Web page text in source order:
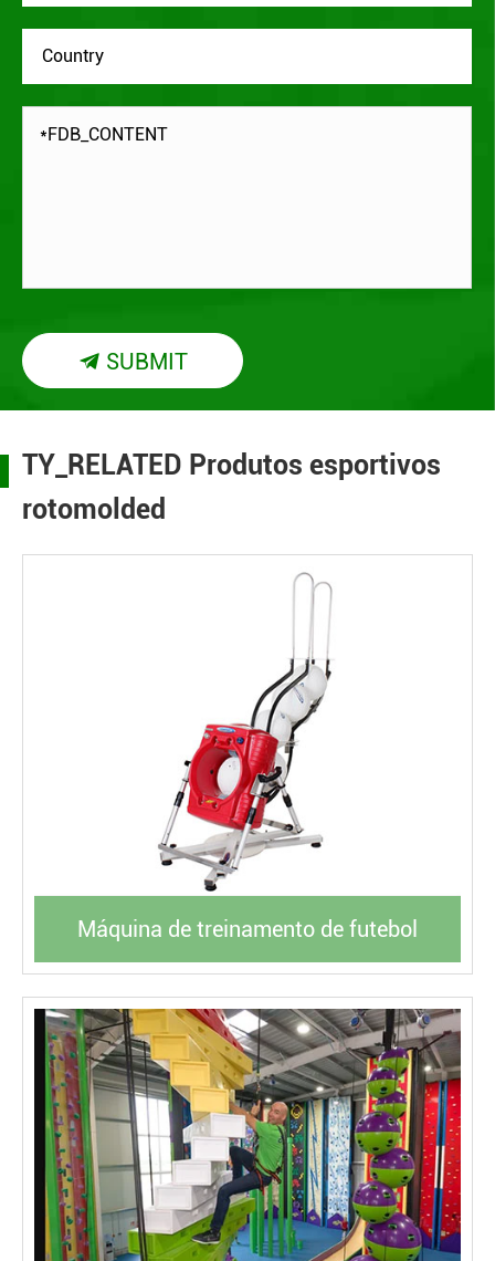
 SUBMIT
TY_RELATED Produtos esportivos
rotomolded
Máquina de treinamento de futebol